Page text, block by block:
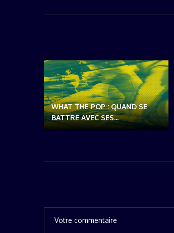
WHAT THE POP : QUAND SE
BATTRE AVEC SES...